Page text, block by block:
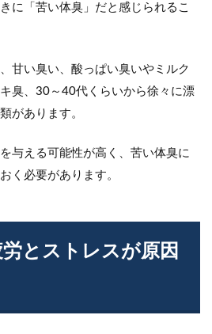
に「苦い体臭」だと感じられるこ
甘い臭い、酸っぱい臭いやミルク
臭、30～40代くらいから徐々に漂
があります。
与える可能性が高く、苦い体臭に
く必要があります。
とストレスが原因